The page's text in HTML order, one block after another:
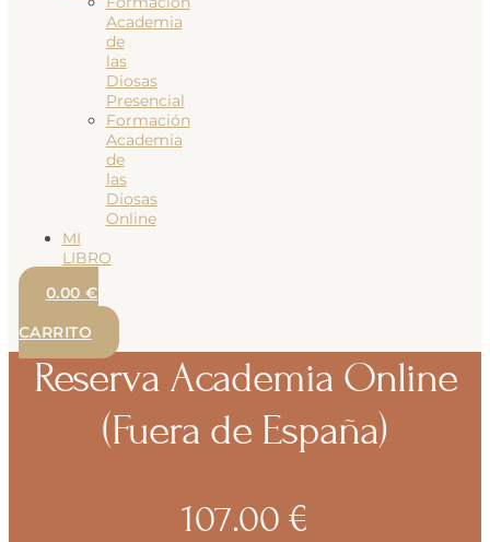
Academia
de
las
Diosas
Presencial
Formación
Academia
de
las
Diosas
Online
MI
LIBRO
0.00€
CARRITO
Reserva Academia Online
(Fuera de España)
107.00 €